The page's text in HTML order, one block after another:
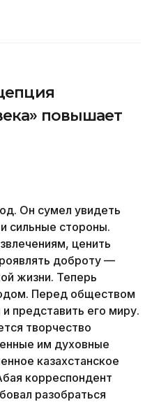
повышает
Он сумел увидеть
сильные стороны.
ценить
доброту —
жизни. Теперь
Перед обществом
представить его миру.
творчество
им духовные
казахстанское
корреспондент
разобраться